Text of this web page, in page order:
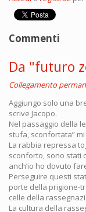
Commenti
Da "futuro
Collegamento
Aggiungo solo una
scrive Jacopo.
Nel passaggio della
stufa, sconfortata”
La rabbia repressa
sconforto, sono stati
anch’io ho dovuto
Perseguire questi
porte della prigione-
celle della
La cultura della